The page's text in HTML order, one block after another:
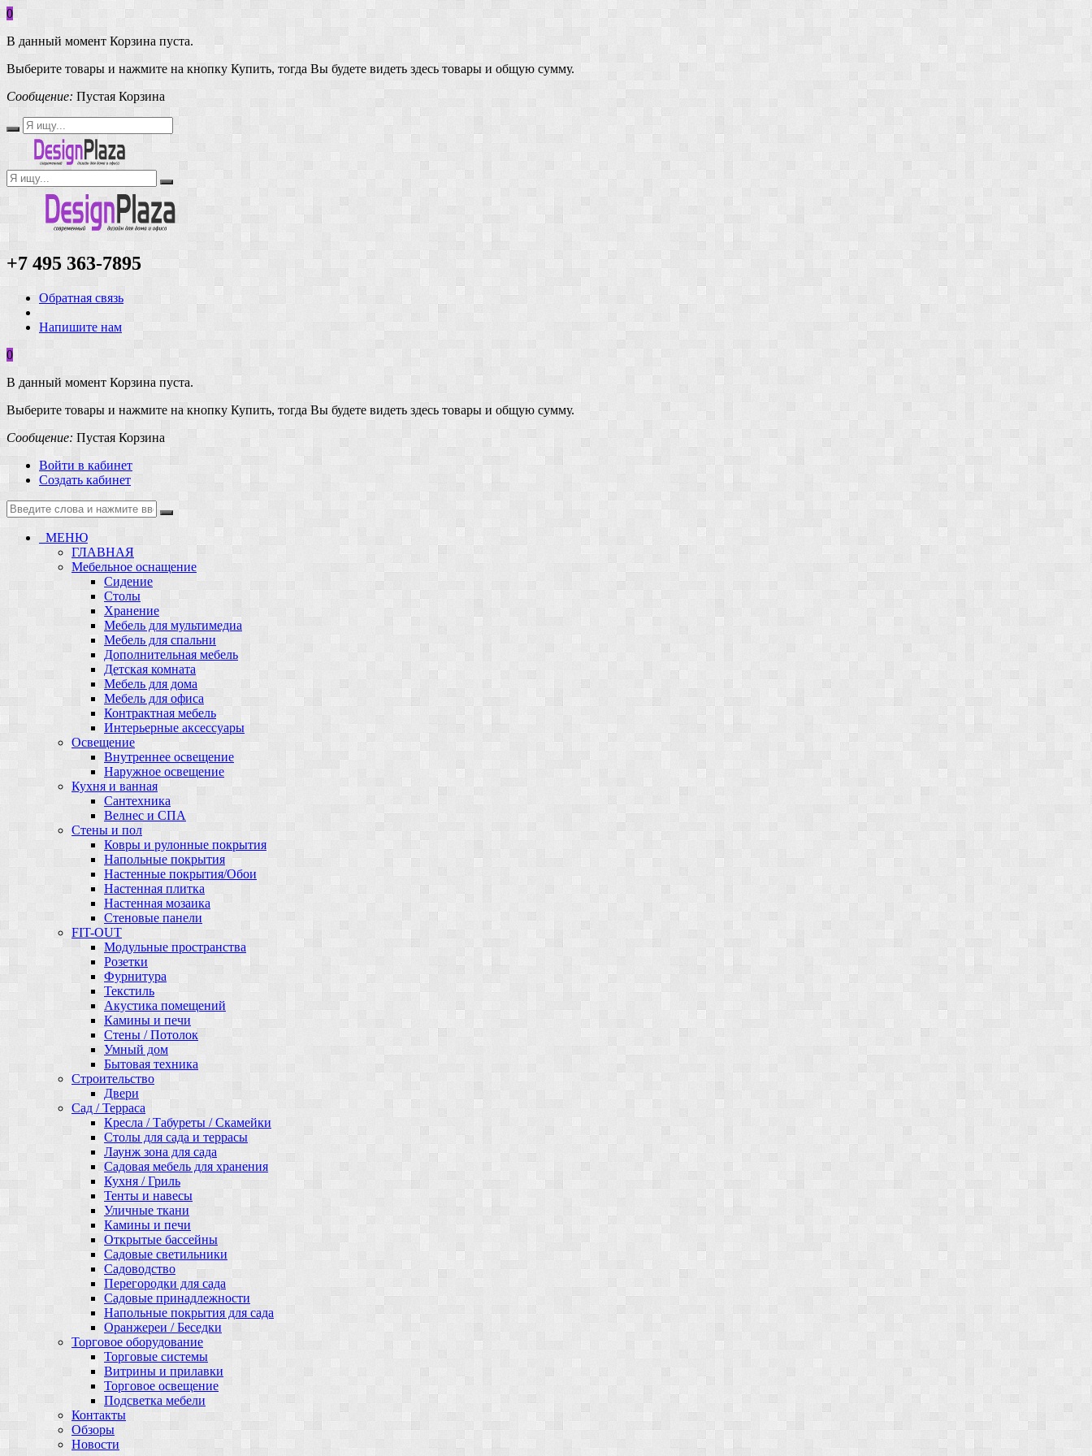
0
В данный момент Корзина пуста.
Выберите товары и нажмите на кнопку Купить, тогда Вы будете видеть здесь товары и общую сумму.
Сообщение: Пустая Корзина
+7 495 363-7895
Обратная связь
Напишите нам
0
В данный момент Корзина пуста.
Выберите товары и нажмите на кнопку Купить, тогда Вы будете видеть здесь товары и общую сумму.
Сообщение: Пустая Корзина
Войти в кабинет
Создать кабинет
МЕНЮ
ГЛАВНАЯ
Мебельное оснащение
Сидение
Столы
Хранение
Мебель для мультимедиа
Мебель для спальни
Дополнительная мебель
Детская комната
Мебель для дома
Мебель для офиса
Контрактная мебель
Интерьерные аксессуары
Освещение
Внутреннее освещение
Наружное освещение
Кухня и ванная
Сантехника
Велнес и СПА
Стены и пол
Ковры и рулонные покрытия
Напольные покрытия
Настенные покрытия/Обои
Настенная плитка
Настенная мозаика
Стеновые панели
FIT-OUT
Модульные пространства
Розетки
Фурнитура
Текстиль
Акустика помещений
Камины и печи
Стены / Потолок
Умный дом
Бытовая техника
Строительство
Двери
Сад / Терраса
Кресла / Табуреты / Скамейки
Столы для сада и террасы
Лаунж зона для сада
Садовая мебель для хранения
Кухня / Гриль
Тенты и навесы
Уличные ткани
Камины и печи
Открытые бассейны
Садовые светильники
Садоводство
Перегородки для сада
Садовые принадлежности
Напольные покрытия для сада
Оранжереи / Беседки
Торговое оборудование
Торговые системы
Витрины и прилавки
Торговое освещение
Подсветка мебели
Контакты
Обзоры
Новости